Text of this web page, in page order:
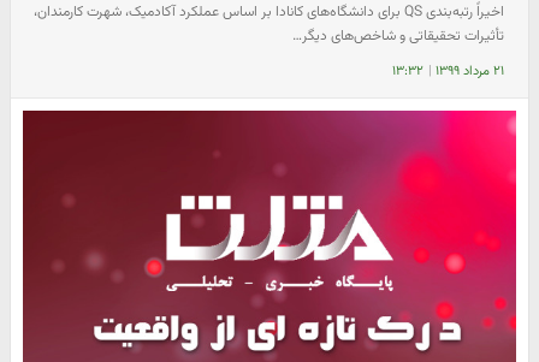
اخیراً رتبه‌بندی QS برای دانشگاه‌های کانادا بر اساس عملکرد آکادمیک، شهرت کارمندان،
تأثیرات تحقیقاتی و شاخص‌های دیگر…
۲۱ مرداد ۱۳۹۹ | ۱۳:۳۲